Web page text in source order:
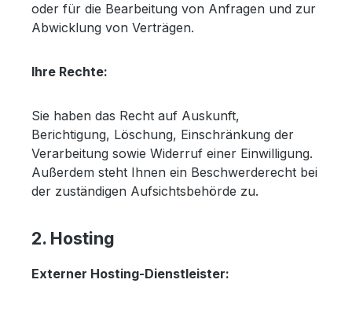
oder für die Bearbeitung von Anfragen und zur
Abwicklung von Verträgen.
Ihre Rechte:
Sie haben das Recht auf Auskunft,
Berichtigung, Löschung, Einschränkung der
Verarbeitung sowie Widerruf einer Einwilligung.
Außerdem steht Ihnen ein Beschwerderecht bei
der zuständigen Aufsichtsbehörde zu.
2. Hosting
Externer Hosting-Dienstleister: